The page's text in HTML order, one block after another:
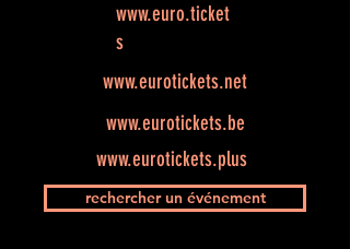
www.euro.ticket
s
www.eurotickets.net
www.eurotickets.be
www.eurotickets.plus
rechercher un événement